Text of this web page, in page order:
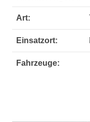
Art:
Einsatzort:
Fahrzeuge: